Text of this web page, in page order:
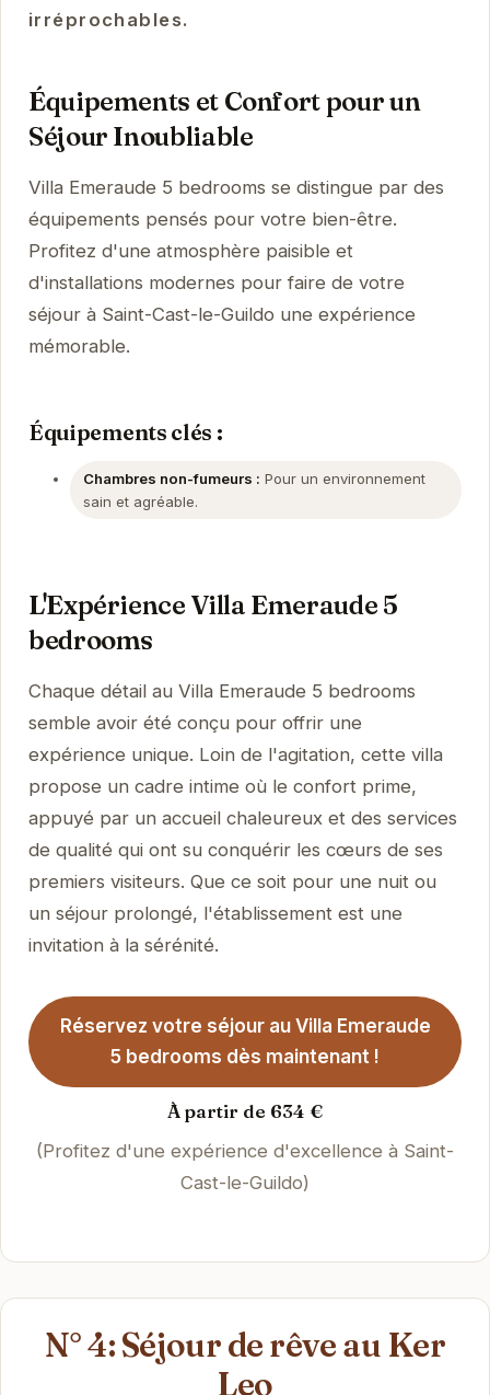
irréprochables.
Équipements et Confort pour un
Séjour Inoubliable
Villa Emeraude 5 bedrooms se distingue par des
équipements pensés pour votre bien-être.
Profitez d'une atmosphère paisible et
d'installations modernes pour faire de votre
séjour à Saint-Cast-le-Guildo une expérience
mémorable.
Équipements clés :
Chambres non-fumeurs : Pour un environnement
sain et agréable.
L'Expérience Villa Emeraude 5
bedrooms
Chaque détail au Villa Emeraude 5 bedrooms
semble avoir été conçu pour offrir une
expérience unique. Loin de l'agitation, cette villa
propose un cadre intime où le confort prime,
appuyé par un accueil chaleureux et des services
de qualité qui ont su conquérir les cœurs de ses
premiers visiteurs. Que ce soit pour une nuit ou
un séjour prolongé, l'établissement est une
invitation à la sérénité.
Réservez votre séjour au Villa Emeraude
5 bedrooms dès maintenant !
À partir de 634 €
(Profitez d'une expérience d'excellence à Saint-
Cast-le-Guildo)
N° 4: Séjour de rêve au Ker
Leo